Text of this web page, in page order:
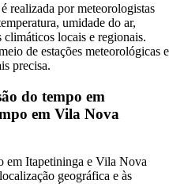
realizada por meteorologistas
umidade do ar,
climáticos locais e regionais.
de estações meteorológicas e
precisa.
do tempo em
em Vila Nova
em Itapetininga e Vila Nova
geográfica e às